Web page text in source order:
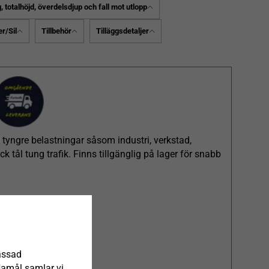
totalhöjd, överdelsdjup och fall mot utlopp
Sil Tillbehör Tilläggsdetaljer
belastningar såsom industri, verkstad,
tål tung trafik. Finns tillgänglig på lager för snabb